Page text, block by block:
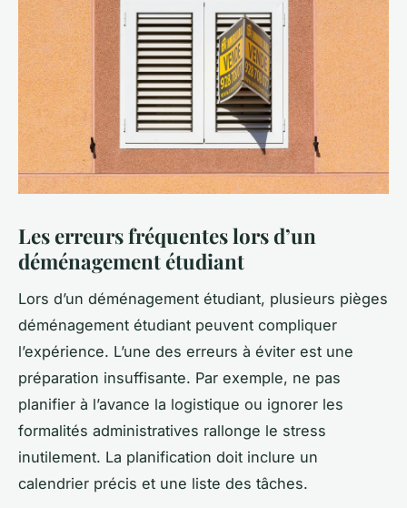
Les erreurs fréquentes lors d’un
déménagement étudiant
Lors d’un déménagement étudiant, plusieurs pièges
déménagement étudiant peuvent compliquer
l’expérience. L’une des erreurs à éviter est une
préparation insuffisante. Par exemple, ne pas
planifier à l’avance la logistique ou ignorer les
formalités administratives rallonge le stress
inutilement. La planification doit inclure un
calendrier précis et une liste des tâches.